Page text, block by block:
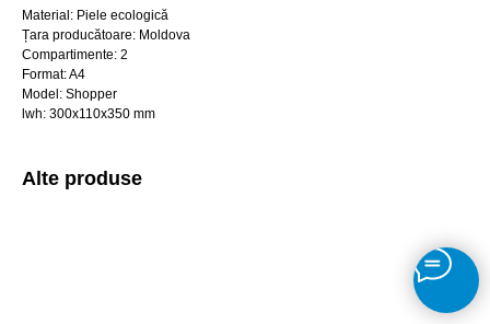
Material: Piele ecologică
Țara producătoare: Moldova
Compartimente: 2
Format: A4
Model: Shopper
lwh: 300x110x350 mm
Alte produse